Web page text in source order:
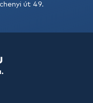
út 49.